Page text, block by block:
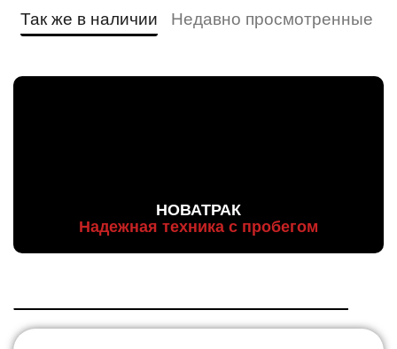
Так же в наличии Недавно просмотренные
НОВАТРАК
Надежная техника с пробегом